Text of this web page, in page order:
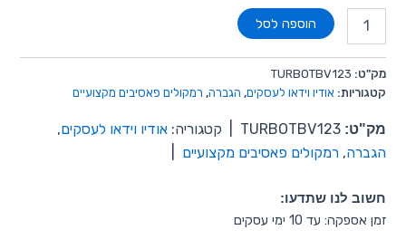
הוספה לסל
מק"ט: TURBOTBV123
קטגוריות: אודיו וידאו לעסקים, הגברה, רמקולים פאסיבים מקצועיים
מק"ט: TURBOTBV123 קטגוריה:אודיו וידאו לעסקים,
הגברה,רמקולים פאסיבים מקצועיים
חשוב לנו שתדעו:
זמן אספקה: עד 10 ימי עסקים